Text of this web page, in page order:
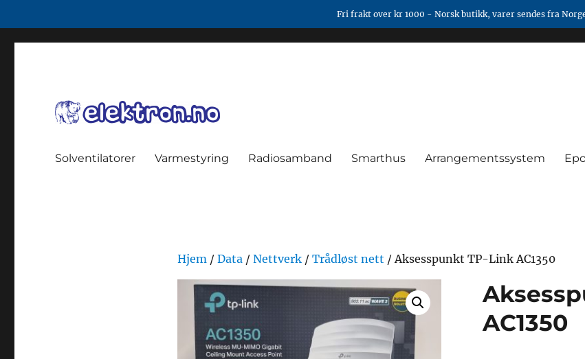
Fri frakt over kr 1000 - Norsk butikk, varer sendes fra
Solventilatorer Varmestyring Radiosamband Smarthus Arrangementssystem
Hjem/ Data/ Nettverk/ Trådløst nett / Aksesspunkt TP-Link AC1350
AC1350